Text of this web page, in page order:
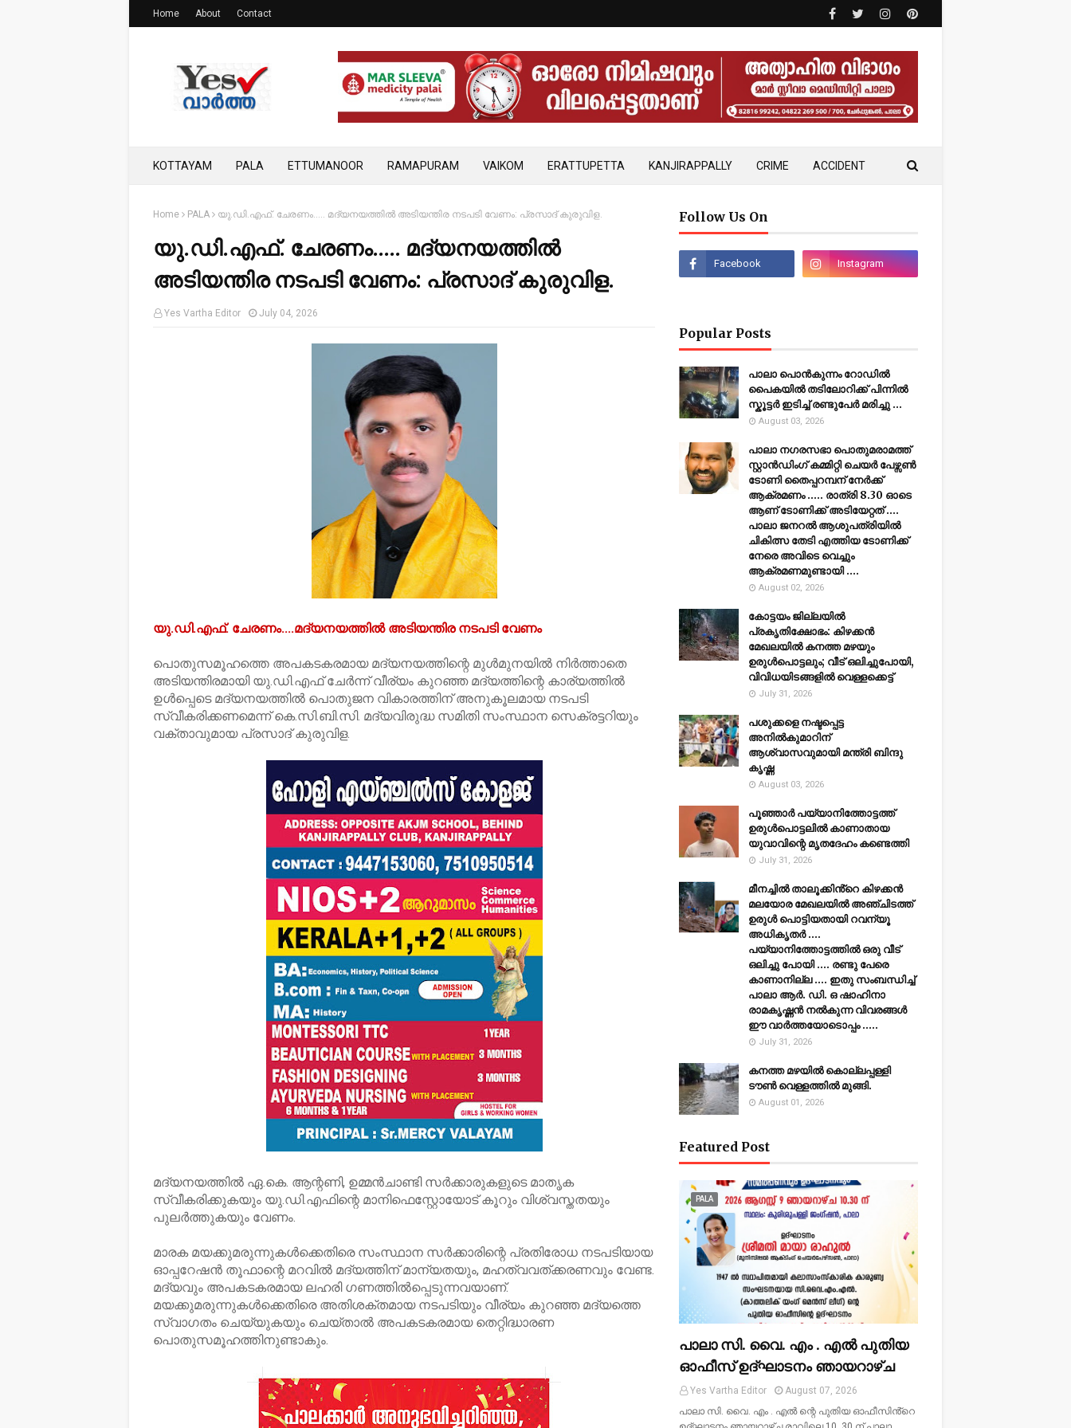
Home About Contact
KOTTAYAM PALA ETTUMANOOR RAMAPURAM VAIKOM ERATTUPETTA KANJIRAPPALLY CRIME ACCIDENT
Home PALA യു.ഡി.എഫ്. ചേരണം..... മദ്യനയത്തില്‍ അടിയന്തിര നടപടി വേണം: പ്രസാദ് കുരുവിള.
യു.ഡി.എഫ്. ചേരണം..... മദ്യനയത്തില്‍
അടിയന്തിര നടപടി വേണം: പ്രസാദ് കുരുവിള.
Yes Vartha Editor July 04, 2026
യു.ഡി.എഫ്. ചേരണം....മദ്യനയത്തില്‍ അടിയന്തിര നടപടി വേണം
പൊതുസമൂഹത്തെ അപകടകരമായ മദ്യനയത്തിന്റെ മുള്‍മുനയില്‍ നിര്‍ത്താതെ
അടിയന്തിരമായി യു.ഡി.എഫ് ചേര്‍ന്ന് വീര്യം കുറഞ്ഞ മദ്യത്തിന്റെ കാര്യത്തില്‍
ഉള്‍പ്പെടെ മദ്യനയത്തില്‍ പൊതുജന വികാരത്തിന് അനുകൂലമായ നടപടി
സ്വീകരിക്കണമെന്ന് കെ.സി.ബി.സി. മദ്യവിരുദ്ധ സമിതി സംസ്ഥാന സെക്രട്ടറിയും
വക്താവുമായ പ്രസാദ് കുരുവിള.
മദ്യനയത്തില്‍ ഏ.കെ. ആന്റണി, ഉമ്മന്‍ചാണ്ടി സര്‍ക്കാരുകളുടെ മാതൃക
സ്വീകരിക്കുകയും യു.ഡി.എഫിന്റെ മാനിഫെസ്റ്റോയോട് കൂറും വിശ്വസ്തതയും
പുലര്‍ത്തുകയും വേണം.
മാരക മയക്കുമരുന്നുകള്‍ക്കെതിരെ സംസ്ഥാന സര്‍ക്കാരിന്റെ പ്രതിരോധ നടപടിയായ
ഓപ്പറേഷന്‍ തൂഫാന്റെ മറവില്‍ മദ്യത്തിന് മാന്യതയും, മഹത്വവത്ക്കരണവും വേണ്ട.
മദ്യവും അപകടകരമായ ലഹരി ഗണത്തില്‍പ്പെടുന്നവയാണ്.
മയക്കുമരുന്നുകള്‍ക്കെതിരെ അതിശക്തമായ നടപടിയും വീര്യം കുറഞ്ഞ മദ്യത്തെ
സ്വാഗതം ചെയ്യുകയും ചെയ്താല്‍ അപകടകരമായ തെറ്റിദ്ധാരണ
പൊതുസമൂഹത്തിനുണ്ടാകും.
Follow Us On
Popular Posts
പാലാ പൊൻകുന്നം റോഡിൽ
പൈകയിൽ തടിലോറിക്ക് പിന്നിൽ
സ്കൂട്ടർ ഇടിച്ച് രണ്ടുപേർ മരിച്ചു ...
August 03, 2026
പാലാ നഗരസഭാ പൊതുമരാമത്ത്
സ്റ്റാൻഡിംഗ് കമ്മിറ്റി ചെയർ പേഴ്സൺ
ടോണി തൈപ്പറമ്പന് നേർക്ക്
ആക്രമണം ..... രാത്രി 8.30 ഓടെ
ആണ് ടോണിക്ക് അടിയേറ്റത് ....
പാലാ ജനറൽ ആശുപത്രിയിൽ
ചികിത്സ തേടി എത്തിയ ടോണിക്ക്
നേരെ അവിടെ വെച്ചും
ആക്രമണമുണ്ടായി ....
August 02, 2026
കോട്ടയം ജില്ലയില്‍
പ്രകൃതിക്ഷോഭം: കിഴക്കന്‍
മേഖലയില്‍ കനത്ത മഴയും
ഉരുള്‍പൊട്ടലും; വീട് ഒലിച്ചുപോയി,
വിവിധയിടങ്ങളില്‍ വെള്ളക്കെട്ട്
July 31, 2026
പശുക്കളെ നഷ്ടപ്പെട്ട
അനിൽകുമാറിന്
ആശ്വാസവുമായി മന്ത്രി ബിന്ദു
കൃഷ്ണ
August 03, 2026
പൂഞ്ഞാര്‍ പയ്യാനിത്തോട്ടത്ത്
ഉരുള്‍പൊട്ടലില്‍ കാണാതായ
യുവാവിന്റെ മൃതദേഹം കണ്ടെത്തി
July 31, 2026
മീനച്ചിൽ താലൂക്കിൻ്റെ കിഴക്കൻ
മലയോര മേഖലയിൽ അഞ്ചിടത്ത്
ഉരുൾ പൊട്ടിയതായി റവന്യൂ
അധികൃതർ ....
പയ്യാനിത്തോട്ടത്തിൽ ഒരു വീട്
ഒലിച്ചു പോയി .... രണ്ടു പേരെ
കാണാനില്ല .... ഇതു സംബന്ധിച്ച്
പാലാ ആർ. ഡി. ഒ ഷാഹിനാ
രാമകൃഷ്ണൻ നൽകുന്ന വിവരങ്ങൾ
ഈ വാർത്തയോടൊപ്പം .....
July 31, 2026
കനത്ത മഴയില്‍ കൊല്ലപ്പള്ളി
ടൗണ്‍ വെള്ളത്തില്‍ മുങ്ങി.
August 01, 2026
Featured Post
PALA
പാലാ സി. വൈ. എം . എൽ പുതിയ
ഓഫീസ് ഉദ്ഘാടനം ഞായറാഴ്ച
Yes Vartha Editor
August 07, 2026
പാലാ സി. വൈ. എം . എൽ ന്റെ പുതിയ ഓഫീസിൻ്റെ